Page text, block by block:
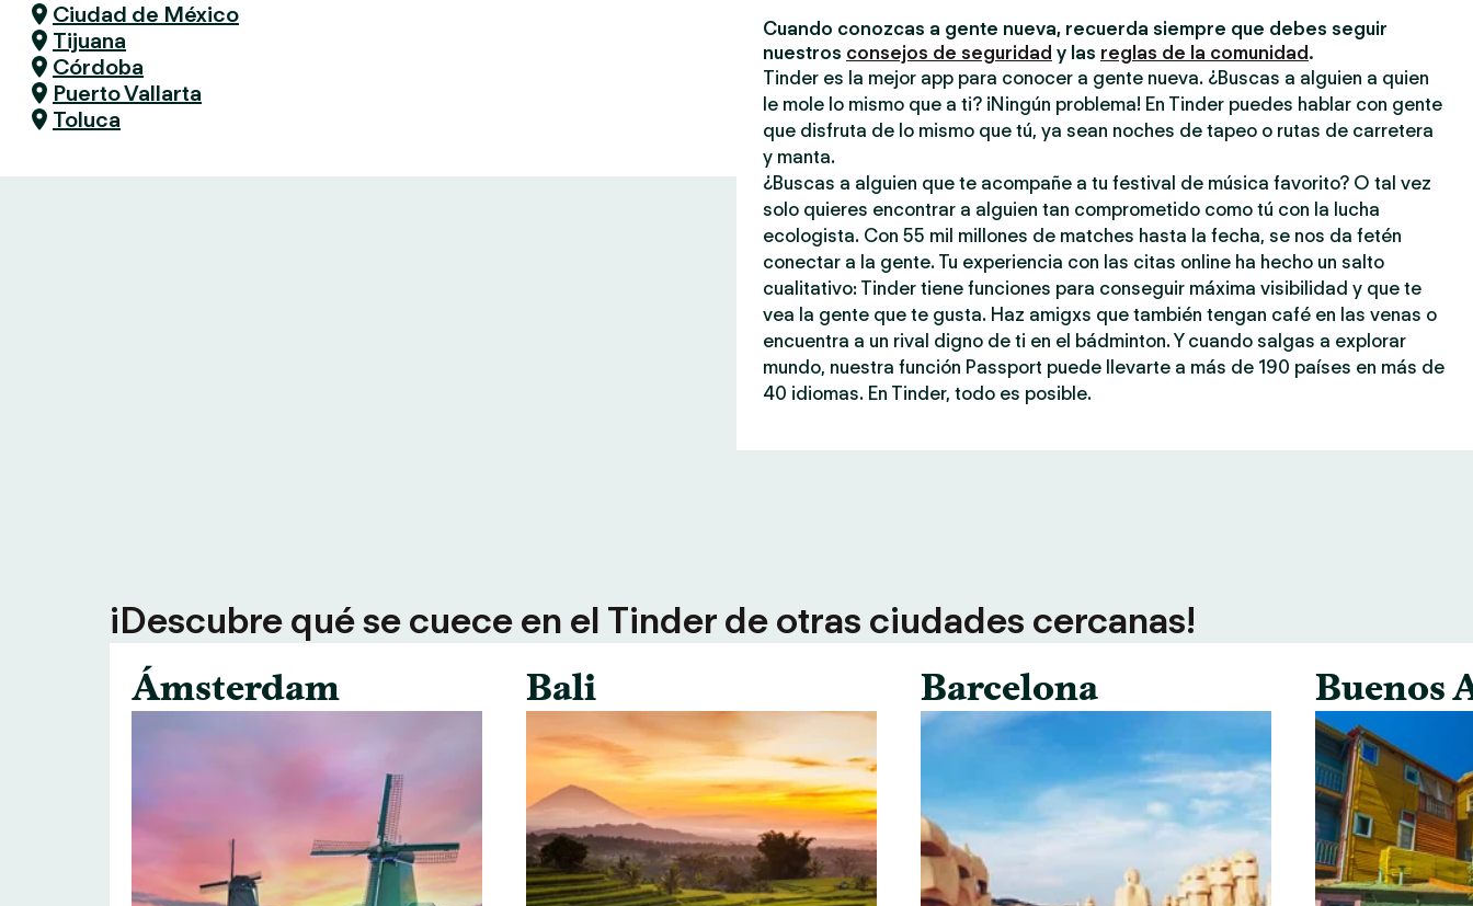
Ciudad de México
Tijuana
Córdoba
Puerto Vallarta
Toluca
Cuando conozcas a gente nueva, recuerda siempre que debes seguir
nuestros consejos de seguridad y las reglas de la comunidad .
Tinder es la mejor app para conocer a gente nueva. ¿Buscas a alguien a quien
le mole lo mismo que a ti? ¡Ningún problema! En Tinder puedes hablar con gente
que disfruta de lo mismo que tú, ya sean noches de tapeo o rutas de carretera
y manta.
¿Buscas a alguien que te acompañe a tu festival de música favorito? O tal vez
solo quieres encontrar a alguien tan comprometido como tú con la lucha
ecologista. Con 55 mil millones de matches hasta la fecha, se nos da fetén
conectar a la gente. Tu experiencia con las citas online ha hecho un salto
cualitativo: Tinder tiene funciones para conseguir máxima visibilidad y que te
vea la gente que te gusta. Haz amigxs que también tengan café en las venas o
encuentra a un rival digno de ti en el bádminton. Y cuando salgas a explorar
mundo, nuestra función Passport puede llevarte a más de 190 países en más de
40 idiomas. En Tinder, todo es posible.
¡Descubre qué se cuece en el Tinder de otras ciudades cercanas!
Ámsterdam
Bali Barcelona Buenos